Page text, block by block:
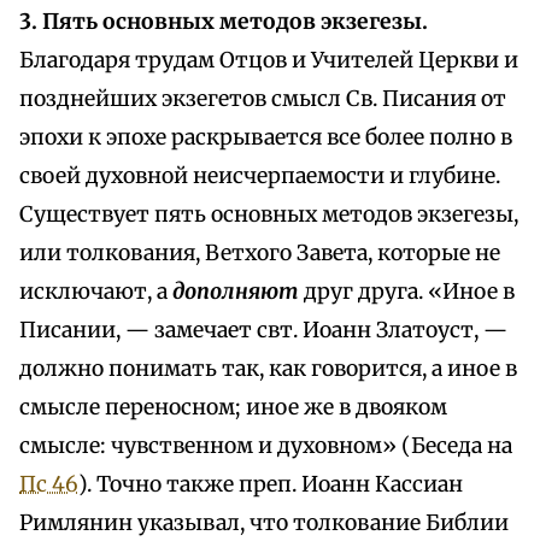
3. Пять основных методов экзегезы.
Благодаря трудам Отцов и Учителей Церкви и
позднейших экзегетов смысл Св. Писания от
эпохи к эпохе раскрывается все более полно в
своей духовной неисчерпаемости и глубине.
Существует пять основных методов экзегезы,
или толкования, Ветхого Завета, которые не
исключают, адополняют друг друга. «Иное в
Писании, — замечает свт. Иоанн Златоуст, —
должно понимать так, как говорится, а иное в
смысле переносном; иное же в двояком
смысле: чувственном и духовном» (Беседа на
Пс 46). Точно также преп. Иоанн Кассиан
Римлянин указывал, что толкование Библии